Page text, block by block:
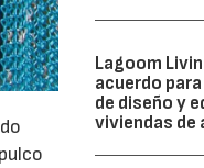
Lagoom
acuerdo
de diseño y
viviendas de